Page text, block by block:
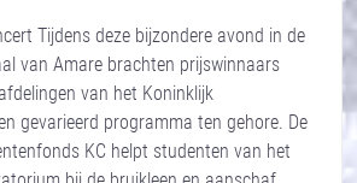
Tijdens deze bijzondere avond in de
van Amare brachten prijswinnaars
van het Koninklijk
gevarieerd programma ten gehore. De
KC helpt studenten van het